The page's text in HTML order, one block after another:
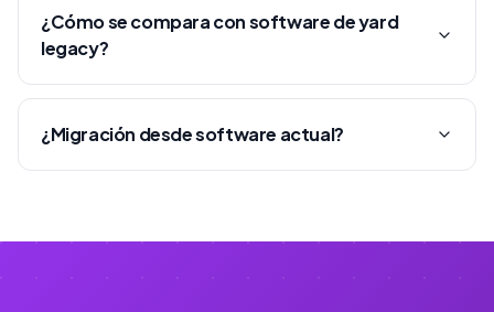
¿Cómo se compara con software de yard
legacy?
¿Migración desde software actual?